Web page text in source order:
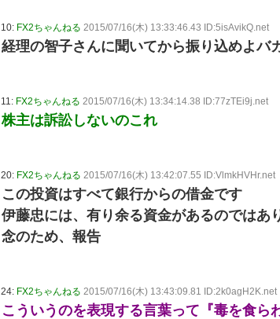
10: FX2ちゃんねる 2015/07/16(木) 13:33:46.43 ID:5isAvikQ.net
経理の智子さんに聞いてから振り込めよバ
11: FX2ちゃんねる 2015/07/16(木) 13:34:14.38 ID:77zTEi9j.net
株主は訴訟しないのこれ
20: FX2ちゃんねる 2015/07/16(木) 13:42:07.55 ID:VlmkHVHr.net
この投資はすべて銀行からの借金です
伊藤忠には、有り余る資金があるのではあ
念のため、報告
24: FX2ちゃんねる 2015/07/16(木) 13:43:09.81 ID:2k0agH2K.net
こういうのを表現する言葉って『毒を食ら